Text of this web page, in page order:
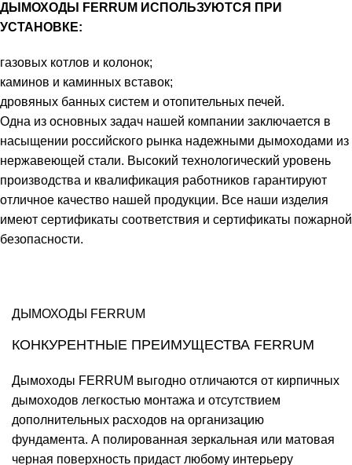
ДЫМОХОДЫ FERRUM ИСПОЛЬЗУЮТСЯ ПРИ
УСТАНОВКЕ:
газовых котлов и колонок;
каминов и каминных вставок;
дровяных банных систем и отопительных печей.
Одна из основных задач нашей компании заключается в
насыщении российского рынка надежными дымоходами из
нержавеющей стали. Высокий технологический уровень
производства и квалификация работников гарантируют
отличное качество нашей продукции. Все наши изделия
имеют сертификаты соответствия и сертификаты пожарной
безопасности.
ДЫМОХОДЫ FERRUM
КОНКУРЕНТНЫЕ ПРЕИМУЩЕСТВА FERRUM
Дымоходы FERRUM выгодно отличаются от кирпичных
дымоходов легкостью монтажа и отсутствием
дополнительных расходов на организацию
фундамента. А полированная зеркальная или матовая
черная поверхность придаст любому интерьеру